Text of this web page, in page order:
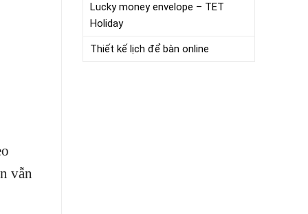
vẫn
Lucky money envelope – TET
Holiday
Thiết kế lịch để bàn online